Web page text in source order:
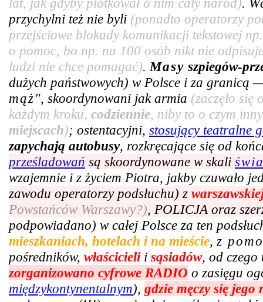
przychylni też nie byli (ponadto operatorzy
przejściowe blokady komunikacji tekstowej
o pomoc, bo np. na 100 osób nikt nie
ludzi nie chce pomagać). Masy szpiegów-
dużych państwowych) w Polsce i za granicą
mąż", skoordynowani jak armia (zaczęło się
każdym kroku, codziennie, niby to o czym
miejscach); ostentacyjni, stosujący teatralne
zapychają autobusy, rozkręcające się od
prześladowań są skoordynowane w skali
wzajemnie i z życiem Piotra, jakby czuwało
zawodu operatorzy podsłuchu) z
Powstańców Warszawy?), POLICJA oraz
podpowiadano) w całej Polsce za ten
mieszkaniach, hotelach i na mieście, z
pośredników, właścicielii sąsiadów, od czego
zorganizowano cyfrowe RADIO o zasięgu
międzykontynentalnym), gdzie męczy się